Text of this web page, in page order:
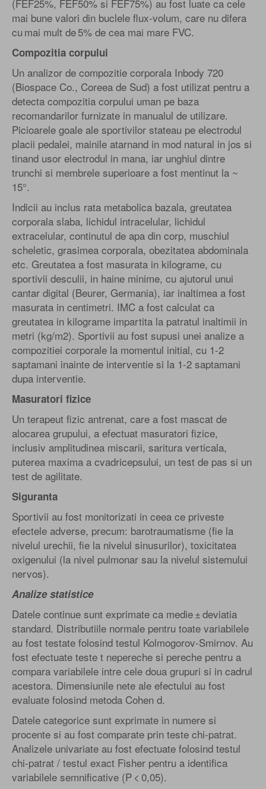
(FEF25%, FEF50% si FEF75%) au fost luate ca cele
mai bune valori din buclele flux-volum, care nu difera
cu mai mult de 5% de cea mai mare FVC.
Compozitia corpului
Un analizor de compozitie corporala Inbody 720
(Biospace Co., Coreea de Sud) a fost utilizat pentru a
detecta compozitia corpului uman pe baza
recomandarilor furnizate in manualul de utilizare.
Picioarele goale ale sportivilor stateau pe electrodul
placii pedalei, mainile atarnand in mod natural in jos si
tinand usor electrodul in mana, iar unghiul dintre
trunchi si membrele superioare a fost mentinut la ~
15°.
Indicii au inclus rata metabolica bazala, greutatea
corporala slaba, lichidul intracelular, lichidul
extracelular, continutul de apa din corp, muschiul
scheletic, grasimea corporala, obezitatea abdominala
etc. Greutatea a fost masurata in kilograme, cu
sportivii desculii, in haine minime, cu ajutorul unui
cantar digital (Beurer, Germania), iar inaltimea a fost
masurata in centimetri. IMC a fost calculat ca
greutatea in kilograme impartita la patratul inaltimii in
metri (kg/m2). Sportivii au fost supusi unei analize a
compozitiei corporale la momentul initial, cu 1-2
saptamani inainte de interventie si la 1-2 saptamani
dupa interventie.
Masuratori fizice
Un terapeut fizic antrenat, care a fost mascat de
alocarea grupului, a efectuat masuratori fizice,
inclusiv amplitudinea miscarii, saritura verticala,
puterea maxima a cvadricepsului, un test de pas si un
test de agilitate.
Siguranta
Sportivii au fost monitorizati in ceea ce priveste
efectele adverse, precum: barotraumatisme (fie la
nivelul urechii, fie la nivelul sinusurilor), toxicitatea
oxigenului (la nivel pulmonar sau la nivelul sistemului
nervos).
Analize statistice
Datele continue sunt exprimate ca medie ± deviatia
standard. Distributiile normale pentru toate variabilele
au fost testate folosind testul Kolmogorov-Smirnov. Au
fost efectuate teste t nepereche si pereche pentru a
compara variabilele intre cele doua grupuri si in cadrul
acestora. Dimensiunile nete ale efectului au fost
evaluate folosind metoda Cohen d.
Datele categorice sunt exprimate in numere si
procente si au fost comparate prin teste chi-patrat.
Analizele univariate au fost efectuate folosind testul
chi-patrat / testul exact Fisher pentru a identifica
variabilele semnificative (P < 0,05).